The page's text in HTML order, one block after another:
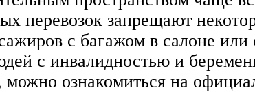
перевозок запрещают
с багажом в салоне
с инвалидностью и
ознакомиться на